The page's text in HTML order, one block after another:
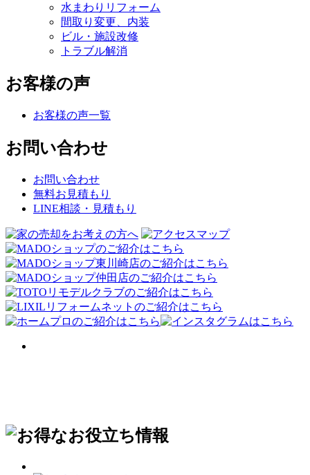
水まわりリフォーム
間取り変更、内装
ビル・施設改修
トラブル解消
お客様の声
お客様の声一覧
お問い合わせ
お問い合わせ
無料お見積もり
LINE相談・見積もり